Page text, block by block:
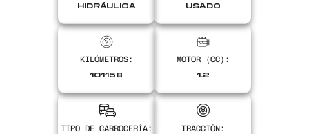
Encontranos en
HIDRÁULICA USADO
KILÓMETROS:
101158
MOTOR (CC):
1.2
TIPO DE CARROCERÍA: TRACCIÓN: